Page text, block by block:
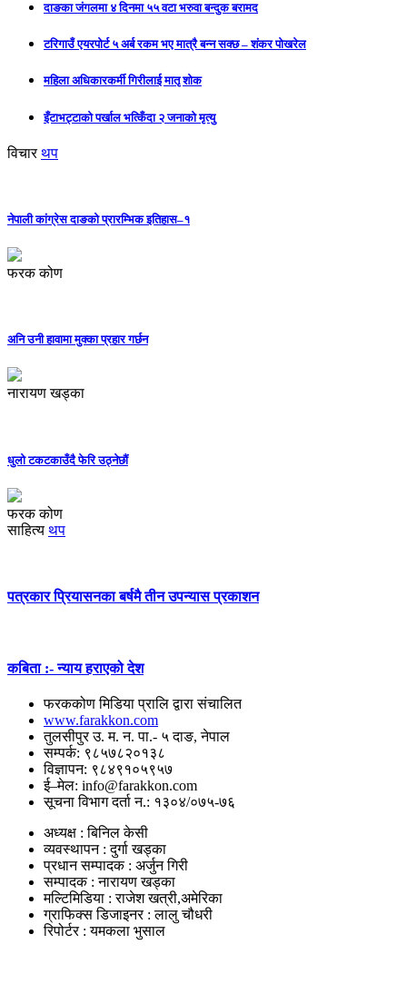
दाङका जंगलमा ४ दिनमा ५५ वटा भरुवा बन्दुक बरामद
टरिगाउँ एयरपोर्ट ५ अर्ब रकम भए मात्रै बन्न सक्छ – शंकर पोखरेल
महिला अधिकारकर्मी गिरीलाई मातृ शोक
इँटाभट्टाको पर्खाल भत्किँदा २ जनाको मृत्यु
विचार थप
नेपाली कांग्रेस दाङको प्रारम्भिक इतिहास–१
फरक कोण
अनि उनी हावामा मुक्का प्रहार गर्छन
नारायण खड्का
धुलो टकटकाउँदै फेरि उठ्नेछौं
फरक कोण
साहित्य थप
पत्रकार प्रियासनका बर्षमै तीन उपन्यास प्रकाशन
कबिता :- न्याय हराएको देश
फरककोण मिडिया प्रालि द्वारा संचालित
www.farakkon.com
तुलसीपुर उ. म. न. पा.- ५ दाङ, नेपाल
सम्पर्क: ९८५७८२०१३८
विज्ञापन: ९८४९१०५९५७
ई–मेल: info@farakkon.com
सूचना विभाग दर्ता न.: १३०४/०७५-७६
अध्यक्ष : बिनिल केसी
व्यवस्थापन : दुर्गा खड्का
प्रधान सम्पादक : अर्जुन गिरी
सम्पादक : नारायण खड्का
मल्टिमिडिया : राजेश खत्री,अमेरिका
ग्राफिक्स डिजाइनर : लालु चौधरी
रिपोर्टर : यमकला भुसाल